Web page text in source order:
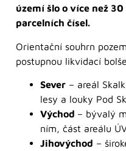
území šlo o více než
parcelních čísel.
Orientační souhrn
postupnou likvidací
Sever – areál
lesy a louky Pod
Východ – bývalý
ním, část areálu
Jihovýchod –